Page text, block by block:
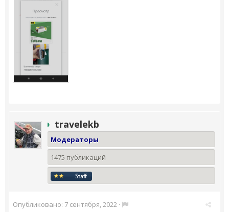
travelekb
Модераторы
1475 публикаций
Опубликовано: 7 сентября, 2022 ·